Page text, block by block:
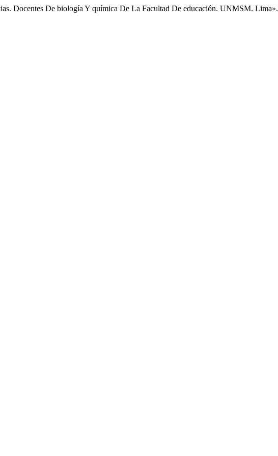
Docentes De biología Y química De La Facultad De educación. UNMSM. Lima».